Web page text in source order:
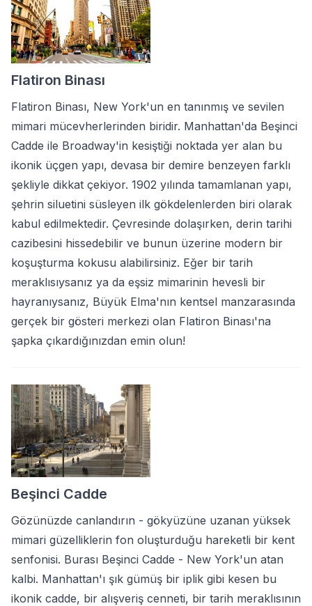
Flatiron Binası
Flatiron Binası, New York'un en tanınmış ve sevilen
mimari mücevherlerinden biridir. Manhattan'da Beşinci
Cadde ile Broadway'in kesiştiği noktada yer alan bu
ikonik üçgen yapı, devasa bir demire benzeyen farklı
şekliyle dikkat çekiyor. 1902 yılında tamamlanan yapı,
şehrin siluetini süsleyen ilk gökdelenlerden biri olarak
kabul edilmektedir. Çevresinde dolaşırken, derin tarihi
cazibesini hissedebilir ve bunun üzerine modern bir
koşuşturma kokusu alabilirsiniz. Eğer bir tarih
meraklısıysanız ya da eşsiz mimarinin hevesli bir
hayranıysanız, Büyük Elma'nın kentsel manzarasında
gerçek bir gösteri merkezi olan Flatiron Binası'na
şapka çıkardığınızdan emin olun!
Beşinci Cadde
Gözünüzde canlandırın - gökyüzüne uzanan yüksek
mimari güzelliklerin fon oluşturduğu hareketli bir kent
senfonisi. Burası Beşinci Cadde - New York'un atan
kalbi. Manhattan'ı şık gümüş bir iplik gibi kesen bu
ikonik cadde, bir alışveriş cenneti, bir tarih meraklısının